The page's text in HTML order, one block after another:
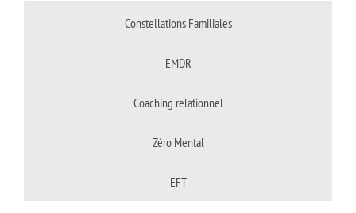
Constellations Familiales
EMDR
Coaching relationnel
Zéro Mental
EFT